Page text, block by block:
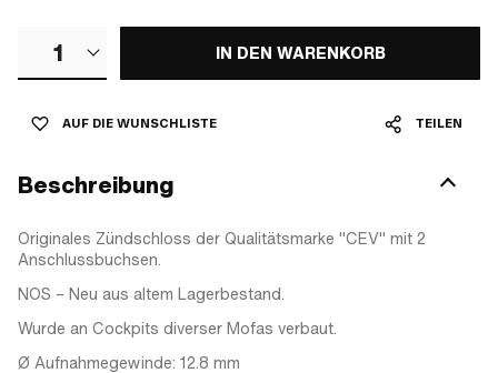
1 IN DEN WARENKORB
AUF DIE WUNSCHLISTE TEILEN
Beschreibung
Originales Zündschloss der Qualitätsmarke "CEV" mit 2
Anschlussbuchsen.
NOS – Neu aus altem Lagerbestand.
Wurde an Cockpits diverser Mofas verbaut.
Ø Aufnahmegewinde: 12.8 mm